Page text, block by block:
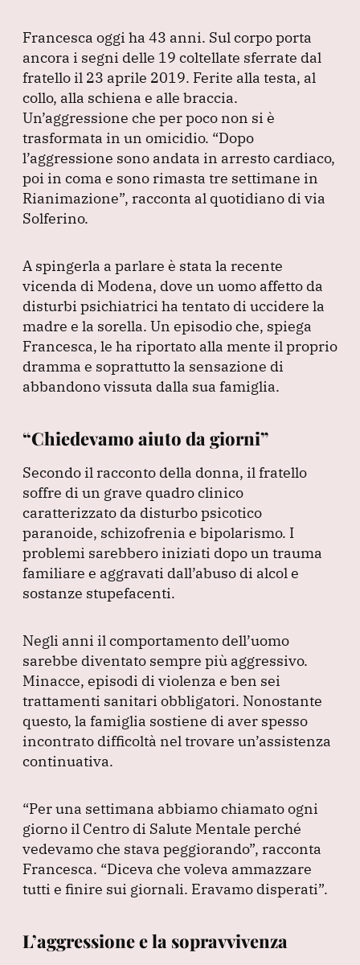
Francesca oggi ha 43 anni. Sul corpo porta
ancora i segni delle 19 coltellate sferrate dal
fratello il 23 aprile 2019. Ferite alla testa, al
collo, alla schiena e alle braccia.
Un’aggressione che per poco non si è
trasformata in un omicidio. “Dopo
l’aggressione sono andata in arresto cardiaco,
poi in coma e sono rimasta tre settimane in
Rianimazione”, racconta al quotidiano di via
Solferino.
A spingerla a parlare è stata la recente
vicenda di Modena, dove un uomo affetto da
disturbi psichiatrici ha tentato di uccidere la
madre e la sorella. Un episodio che, spiega
Francesca, le ha riportato alla mente il proprio
dramma e soprattutto la sensazione di
abbandono vissuta dalla sua famiglia.
“Chiedevamo aiuto da giorni”
Secondo il racconto della donna, il fratello
soffre di un grave quadro clinico
caratterizzato da disturbo psicotico
paranoide, schizofrenia e bipolarismo. I
problemi sarebbero iniziati dopo un trauma
familiare e aggravati dall’abuso di alcol e
sostanze stupefacenti.
Negli anni il comportamento dell’uomo
sarebbe diventato sempre più aggressivo.
Minacce, episodi di violenza e ben sei
trattamenti sanitari obbligatori. Nonostante
questo, la famiglia sostiene di aver spesso
incontrato difficoltà nel trovare un’assistenza
continuativa.
“Per una settimana abbiamo chiamato ogni
giorno il Centro di Salute Mentale perché
vedevamo che stava peggiorando”, racconta
Francesca. “Diceva che voleva ammazzare
tutti e finire sui giornali. Eravamo disperati”.
L’aggressione e la sopravvivenza